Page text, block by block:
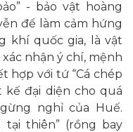
- bảo vật hoàng
để làm cảm hứng
khí quốc gia, là vật
nhận ý chí, mệnh
hợp với tứ “Cá chép
kế đại diện cho quá
nghỉ của Huế.
tại thiên” (rồng bay